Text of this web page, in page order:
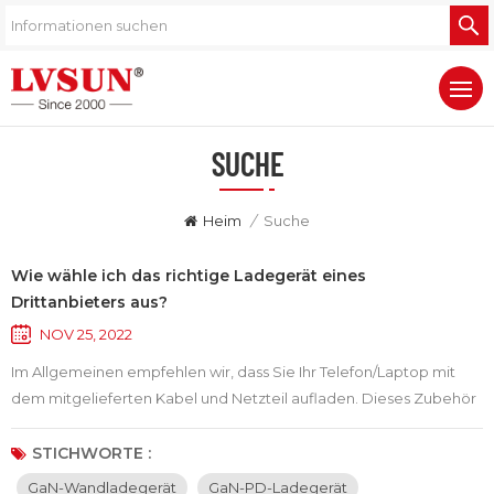
SUCHE
Heim / Suche
Wie wähle ich das richtige Ladegerät eines
Drittanbieters aus?
NOV 25, 2022
Im Allgemeinen empfehlen wir, dass Sie Ihr Telefon/Laptop mit
dem mitgelieferten Kabel und Netzteil aufladen. Dieses Zubehör
wurde speziell für Ihr Gerät entwickelt, um das bestmögliche
Erlebnis zu bieten. Wenn Sie sie verlieren oder einfach nur eine
zweite Ladeeinrichtung wünschen, ohne die Bank zu sprengen,
STICHWORTE :
GaN-Wandladegerät
GaN-PD-Ladegerät